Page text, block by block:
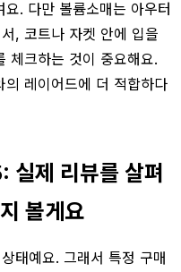
. 다만 볼륨소매는 아우터
, 코트나 자켓 안에 입을
체크하는 것이 중요해요.
레이어드에 더 적합하다
제 리뷰를 살펴
볼게요
태예요. 그래서 특정 구매